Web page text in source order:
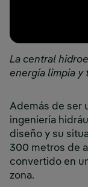
La central
energía limpia y
Además de ser
ingeniería
diseño y su
300 metros de
convertido en
zona.